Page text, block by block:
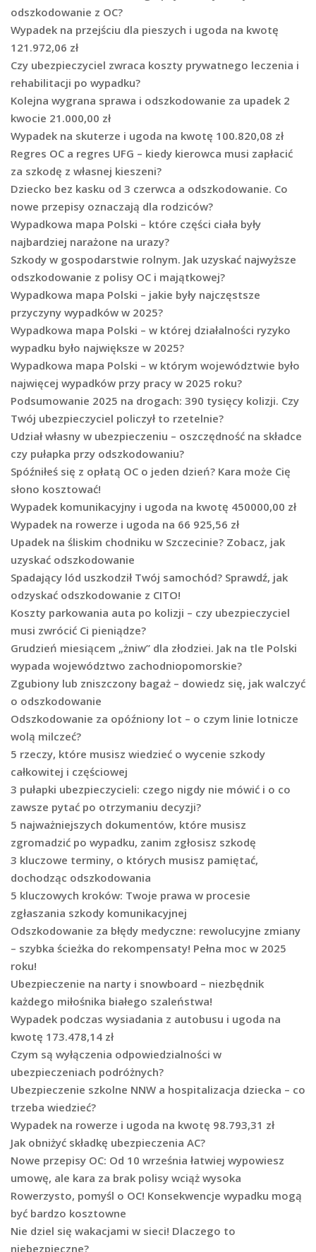
odszkodowanie z OC?
Wypadek na przejściu dla pieszych i ugoda na kwotę
121.972,06 zł
Czy ubezpieczyciel zwraca koszty prywatnego leczenia i
rehabilitacji po wypadku?
Kolejna wygrana sprawa i odszkodowanie za upadek 2
kwocie 21.000,00 zł
Wypadek na skuterze i ugoda na kwotę 100.820,08 zł
Regres OC a regres UFG – kiedy kierowca musi zapłacić
za szkodę z własnej kieszeni?
Dziecko bez kasku od 3 czerwca a odszkodowanie. Co
nowe przepisy oznaczają dla rodziców?
Wypadkowa mapa Polski – które części ciała były
najbardziej narażone na urazy?
Szkody w gospodarstwie rolnym. Jak uzyskać najwyższe
odszkodowanie z polisy OC i majątkowej?
Wypadkowa mapa Polski – jakie były najczęstsze
przyczyny wypadków w 2025?
Wypadkowa mapa Polski – w której działalności ryzyko
wypadku było największe w 2025?
Wypadkowa mapa Polski – w którym województwie było
najwięcej wypadków przy pracy w 2025 roku?
Podsumowanie 2025 na drogach: 390 tysięcy kolizji. Czy
Twój ubezpieczyciel policzył to rzetelnie?
Udział własny w ubezpieczeniu – oszczędność na składce
czy pułapka przy odszkodowaniu?
Spóźniłeś się z opłatą OC o jeden dzień? Kara może Cię
słono kosztować!
Wypadek komunikacyjny i ugoda na kwotę 450000,00 zł
Wypadek na rowerze i ugoda na 66 925,56 zł
Upadek na śliskim chodniku w Szczecinie? Zobacz, jak
uzyskać odszkodowanie
Spadający lód uszkodził Twój samochód? Sprawdź, jak
odzyskać odszkodowanie z CITO!
Koszty parkowania auta po kolizji – czy ubezpieczyciel
musi zwrócić Ci pieniądze?
Grudzień miesiącem „żniw” dla złodziei. Jak na tle Polski
wypada województwo zachodniopomorskie?
Zgubiony lub zniszczony bagaż – dowiedz się, jak walczyć
o odszkodowanie
Odszkodowanie za opóźniony lot – o czym linie lotnicze
wolą milczeć?
5 rzeczy, które musisz wiedzieć o wycenie szkody
całkowitej i częściowej
3 pułapki ubezpieczycieli: czego nigdy nie mówić i o co
zawsze pytać po otrzymaniu decyzji?
5 najważniejszych dokumentów, które musisz
zgromadzić po wypadku, zanim zgłosisz szkodę
3 kluczowe terminy, o których musisz pamiętać,
dochodząc odszkodowania
5 kluczowych kroków: Twoje prawa w procesie
zgłaszania szkody komunikacyjnej
Odszkodowanie za błędy medyczne: rewolucyjne zmiany
– szybka ścieżka do rekompensaty! Pełna moc w 2025
roku!
Ubezpieczenie na narty i snowboard – niezbędnik
każdego miłośnika białego szaleństwa!
Wypadek podczas wysiadania z autobusu i ugoda na
kwotę 173.478,14 zł
Czym są wyłączenia odpowiedzialności w
ubezpieczeniach podróżnych?
Ubezpieczenie szkolne NNW a hospitalizacja dziecka – co
trzeba wiedzieć?
Wypadek na rowerze i ugoda na kwotę 98.793,31 zł
Jak obniżyć składkę ubezpieczenia AC?
Nowe przepisy OC: Od 10 września łatwiej wypowiesz
umowę, ale kara za brak polisy wciąż wysoka
Rowerzysto, pomyśl o OC! Konsekwencje wypadku mogą
być bardzo kosztowne
Nie dziel się wakacjami w sieci! Dlaczego to
niebezpieczne?